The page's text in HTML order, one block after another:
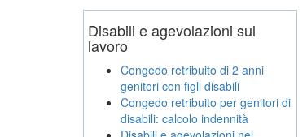
Disabili e agevolazioni sul
lavoro
Congedo retribuito di 2 anni
genitori con figli disabili
Congedo retribuito per genitori di
disabili: calcolo indennità